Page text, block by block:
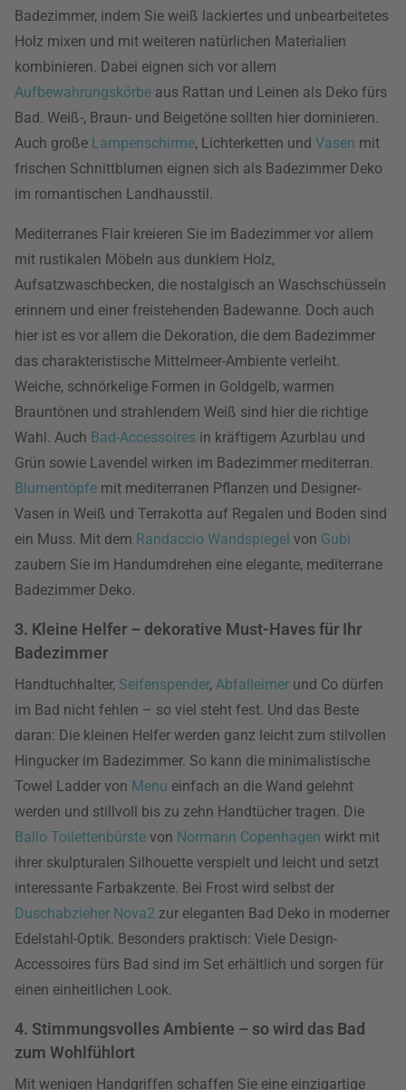
Badezimmer, indem Sie weiß lackiertes und unbearbeitetes
Holz mixen und mit weiteren natürlichen Materialien
kombinieren. Dabei eignen sich vor allem
Aufbewahrungskörbe aus Rattan und Leinen als Deko fürs
Bad. Weiß-, Braun- und Beigetöne sollten hier dominieren.
Auch große Lampenschirme, Lichterketten und Vasen mit
frischen Schnittblumen eignen sich als Badezimmer Deko
im romantischen Landhausstil.
Mediterranes Flair kreieren Sie im Badezimmer vor allem
mit rustikalen Möbeln aus dunklem Holz,
Aufsatzwaschbecken, die nostalgisch an Waschschüsseln
erinnern und einer freistehenden Badewanne. Doch auch
hier ist es vor allem die Dekoration, die dem Badezimmer
das charakteristische Mittelmeer-Ambiente verleiht.
Weiche, schnörkelige Formen in Goldgelb, warmen
Brauntönen und strahlendem Weiß sind hier die richtige
Wahl. Auch Bad-Accessoires in kräftigem Azurblau und
Grün sowie Lavendel wirken im Badezimmer mediterran.
Blumentöpfe mit mediterranen Pflanzen und Designer-
Vasen in Weiß und Terrakotta auf Regalen und Boden sind
ein Muss. Mit dem Randaccio Wandspiegel von Gubi
zaubern Sie im Handumdrehen eine elegante, mediterrane
Badezimmer Deko.
3. Kleine Helfer – dekorative Must-Haves für Ihr
Badezimmer
Handtuchhalter, Seifenspender, Abfalleimer und Co dürfen
im Bad nicht fehlen – so viel steht fest. Und das Beste
daran: Die kleinen Helfer werden ganz leicht zum stilvollen
Hingucker im Badezimmer. So kann die minimalistische
Towel Ladder von Menu einfach an die Wand gelehnt
werden und stillvoll bis zu zehn Handtücher tragen. Die
Ballo Toilettenbürste von Normann Copenhagen wirkt mit
ihrer skulpturalen Silhouette verspielt und leicht und setzt
interessante Farbakzente. Bei Frost wird selbst der
Duschabzieher Nova2 zur eleganten Bad Deko in moderner
Edelstahl-Optik. Besonders praktisch: Viele Design-
Accessoires fürs Bad sind im Set erhältlich und sorgen für
einen einheitlichen Look.
4. Stimmungsvolles Ambiente – so wird das Bad
zum Wohlfühlort
Mit wenigen Handgriffen schaffen Sie eine einzigartige